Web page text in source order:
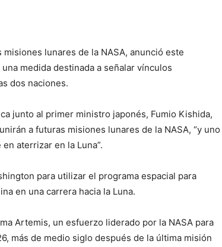
lunares de la NASA, anunció este
medida destinada a señalar vínculos
dos naciones.
junto al primer ministro japonés, Fumio Kishida,
a futuras misiones lunares de la NASA, “y uno
aterrizar en la Luna”.
para utilizar el programa espacial para
en una carrera hacia la Luna.
Artemis, un esfuerzo liderado por la NASA para
más de medio siglo después de la última misión